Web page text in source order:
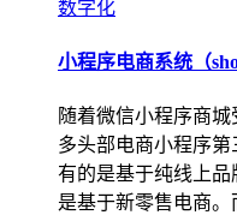
数字化
小程序电商系统（
随着微信小程序商
多头部电商小程序第
有的是基于纯线上
是基于新零售电商